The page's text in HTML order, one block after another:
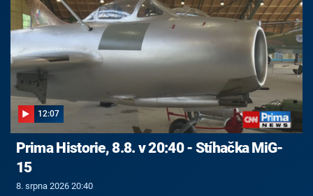
12:07
Prima Historie, 8.8. v 20:40 - Stíhačka MiG-
15
8. srpna 2026 20:40